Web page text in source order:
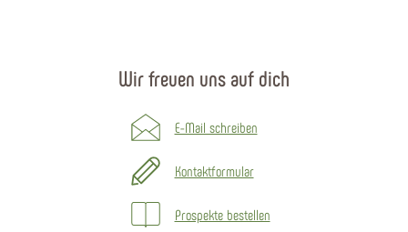
Wir freuen uns auf dich
E-Mail schreiben
Kontaktformular
Prospekte bestellen